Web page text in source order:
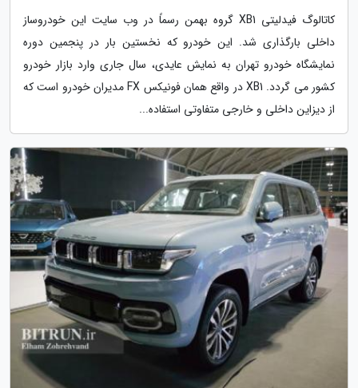
کاتالوگ فیدلیتی XB1 گروه بهمن رسماً در وب سایت این خودروساز
داخلی بارگذاری شد. این خودرو که نخستین بار در پنجمین دوره
نمایشگاه خودرو تهران به نمایش عایدی، سال جاری وارد بازار خودرو
کشور می گردد. XB1 در واقع همان فونیکس FX مدیران خودرو است که
از دیزاین داخلی و خارجی متفاوتی استفاده...